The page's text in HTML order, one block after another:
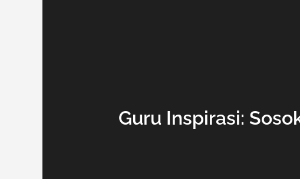
Guru Inspirasi: